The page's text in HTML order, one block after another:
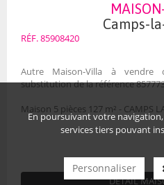
Camps-
RÉF. 85908420
Autre Maison-Villa à
substitution de la référence
Maison 5 pièces 127 m² - CAMPS
DÉTAIL
En poursuivant votre
services tiers pouvant
Personnaliser